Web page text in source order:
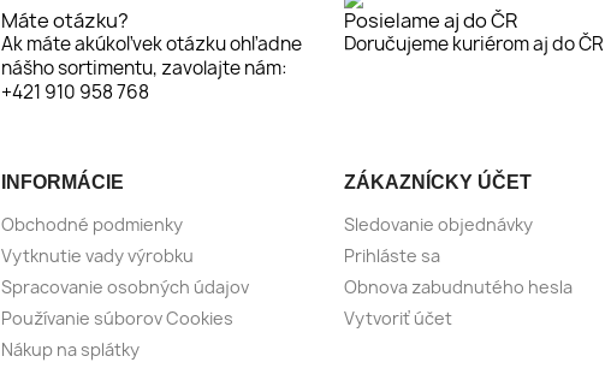
Máte otázku?
Ak máte akúkoľvek otázku ohľadne
nášho sortimentu, zavolajte nám:
+421 910 958 768
Posielame aj do ČR
Doručujeme kuriérom aj do ČR
INFORMÁCIE
Obchodné podmienky
Vytknutie vady výrobku
Spracovanie osobných údajov
Používanie súborov Cookies
Nákup na splátky
ZÁKAZNÍCKY ÚČET
Sledovanie objednávky
Prihláste sa
Obnova zabudnutého hesla
Vytvoriť účet